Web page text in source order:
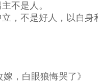
不是人。
，不是好人，以自身
嫁，白眼狼悔哭了》